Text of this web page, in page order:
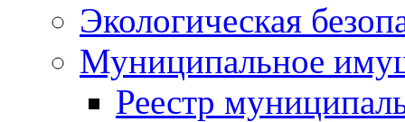
Экологическая
Муниципальное
Реестр